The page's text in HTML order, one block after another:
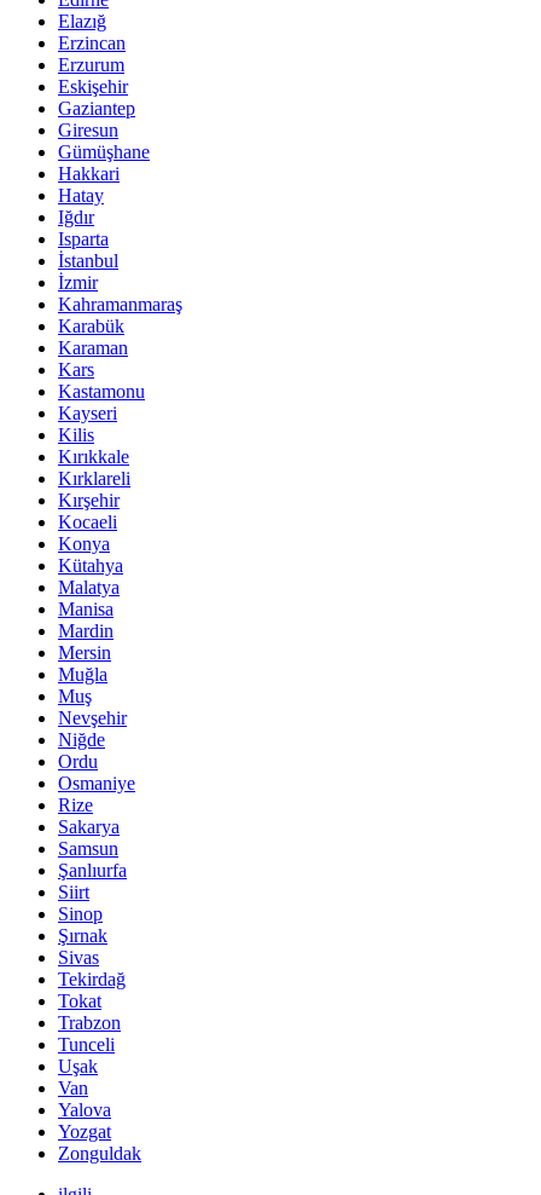
Elazığ
Erzincan
Erzurum
Eskişehir
Gaziantep
Giresun
Gümüşhane
Hakkari
Hatay
Iğdır
Isparta
İstanbul
İzmir
Kahramanmaraş
Karabük
Karaman
Kars
Kastamonu
Kayseri
Kilis
Kırıkkale
Kırklareli
Kırşehir
Kocaeli
Konya
Kütahya
Malatya
Manisa
Mardin
Mersin
Muğla
Muş
Nevşehir
Niğde
Ordu
Osmaniye
Rize
Sakarya
Samsun
Şanlıurfa
Siirt
Sinop
Şırnak
Sivas
Tekirdağ
Tokat
Trabzon
Tunceli
Uşak
Van
Yalova
Yozgat
Zonguldak